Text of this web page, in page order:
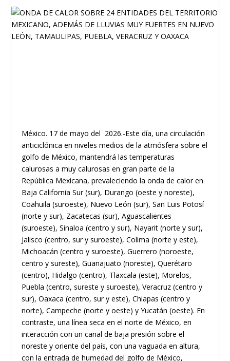
México. 17 de mayo del 2026.-Este día, una circulación
anticiclónica en niveles medios de la atmósfera sobre el
golfo de México, mantendrá las temperaturas
calurosas a muy calurosas en gran parte de la
República Mexicana, prevaleciendo la onda de calor en
Baja California Sur (sur), Durango (oeste y noreste),
Coahuila (suroeste), Nuevo León (sur), San Luis Potosí
(norte y sur), Zacatecas (sur), Aguascalientes
(suroeste), Sinaloa (centro y sur), Nayarit (norte y sur),
Jalisco (centro, sur y suroeste), Colima (norte y este),
Michoacán (centro y suroeste), Guerrero (noroeste,
centro y sureste), Guanajuato (noreste), Querétaro
(centro), Hidalgo (centro), Tlaxcala (este), Morelos,
Puebla (centro, sureste y suroeste), Veracruz (centro y
sur), Oaxaca (centro, sur y este), Chiapas (centro y
norte), Campeche (norte y oeste) y Yucatán (oeste). En
contraste, una línea seca en el norte de México, en
interacción con un canal de baja presión sobre el
noreste y oriente del país, con una vaguada en altura,
con la entrada de humedad del golfo de México,